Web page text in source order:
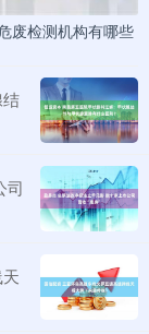
废检测机构有哪些
司